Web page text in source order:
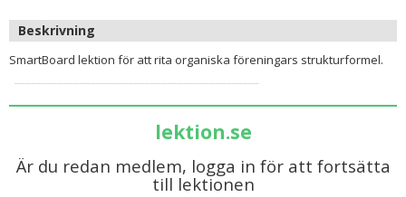
Beskrivning
SmartBoard lektion för att rita organiska föreningars strukturformel.
lektion.se
Är du redan medlem, logga in för att fortsätta
till lektionen